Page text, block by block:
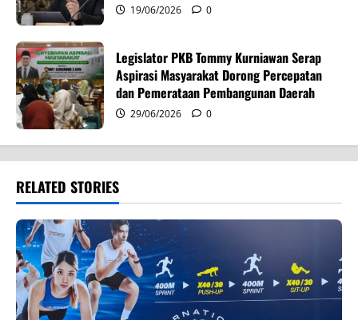
19/06/2026 0
Legislator PKB Tommy Kurniawan Serap
Aspirasi Masyarakat Dorong Percepatan
dan Pemerataan Pembangunan Daerah
29/06/2026 0
RELATED STORIES